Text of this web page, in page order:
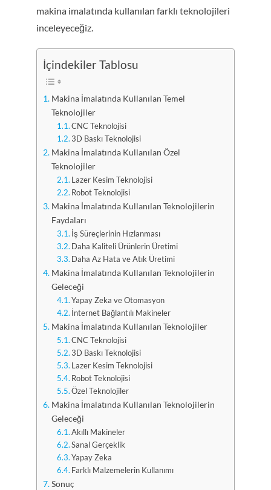
makina imalatında kullanılan farklı teknolojileri
inceleyeceğiz.
İçindekiler Tablosu
Makina İmalatında Kullanılan Temel
Teknolojiler
CNC Teknolojisi
3D Baskı Teknolojisi
Makina İmalatında Kullanılan Özel
Teknolojiler
Lazer Kesim Teknolojisi
Robot Teknolojisi
Makina İmalatında Kullanılan Teknolojilerin
Faydaları
İş Süreçlerinin Hızlanması
Daha Kaliteli Ürünlerin Üretimi
Daha Az Hata ve Atık Üretimi
Makina İmalatında Kullanılan Teknolojilerin
Geleceği
Yapay Zeka ve Otomasyon
İnternet Bağlantılı Makineler
Makina İmalatında Kullanılan Teknolojiler
CNC Teknolojisi
3D Baskı Teknolojisi
Lazer Kesim Teknolojisi
Robot Teknolojisi
Özel Teknolojiler
Makina İmalatında Kullanılan Teknolojilerin
Geleceği
Akıllı Makineler
Sanal Gerçeklik
Yapay Zeka
Farklı Malzemelerin Kullanımı
Sonuç